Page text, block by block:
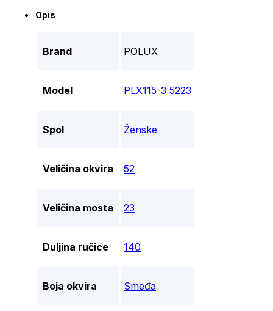
Opis
Brand POLUX
Model PLX115-3 5223
Spol Ženske
Veličina okvira 52
Veličina mosta 23
Duljina ručice 140
Boja okvira Smeđa